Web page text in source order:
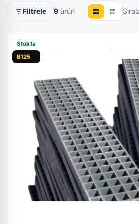
Filtrele 9 ürün
Stokta
B125